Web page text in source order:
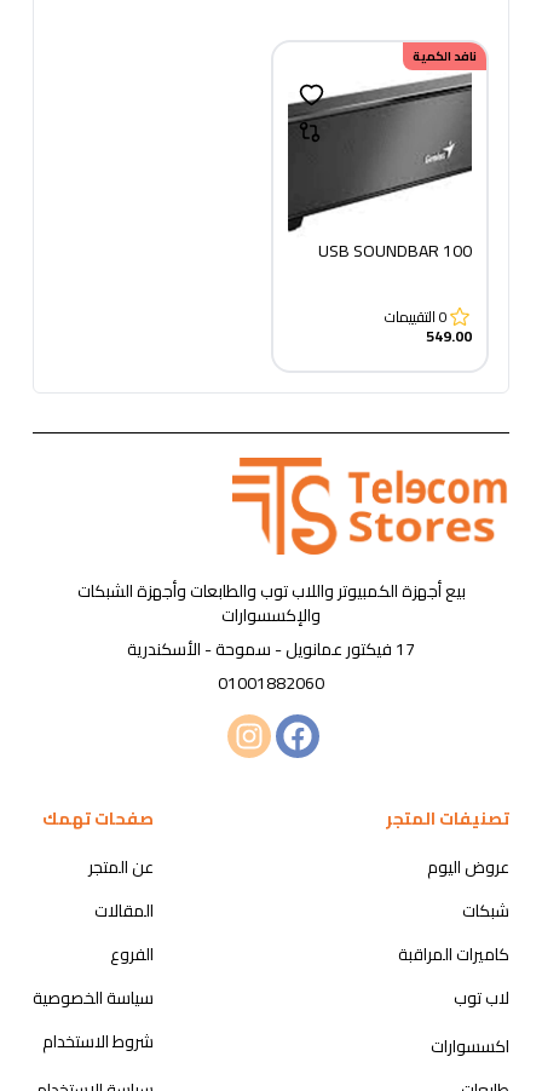
نافد الكمية
USB SOUNDBAR 100
0التقييمات
549.00
بيع أجهزة الكمبيوتر واللاب توب والطابعات وأجهزة الشبكات
والإكسسوارات
17 فيكتور عمانويل - سموحة - الأسكندرية
01001882060
تصنيفات المتجر
عروض اليوم
شبكات
كاميرات المراقبة
لاب توب
اكسسوارات
صفحات تهمك
عن المتجر
المقالات
الفروع
سياسة الخصوصية
شروط الاستخدام